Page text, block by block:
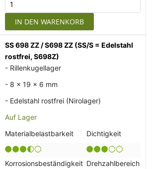
IN DEN WARENKORB
SS 698 ZZ / S698 ZZ (SS/S = Edelstahl
rostfrei, S698Z)
- Rillenkugellager
- 8 x 19 x 6 mm
- Edelstahl rostfrei (Nirolager)
Auf Lager
Materialbelastbarkeit
Dichtigkeit
Korrosionsbeständigkeit Drehzahlbereich